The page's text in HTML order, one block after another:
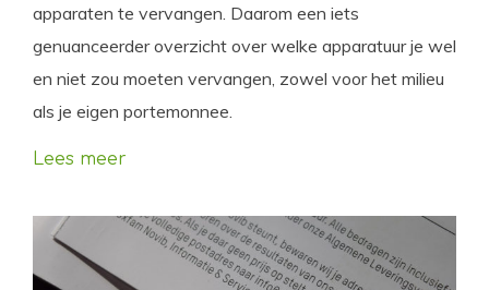
apparaten te vervangen. Daarom een iets
genuanceerder overzicht over welke apparatuur je wel
en niet zou moeten vervangen, zowel voor het milieu
als je eigen portemonnee.
Lees meer